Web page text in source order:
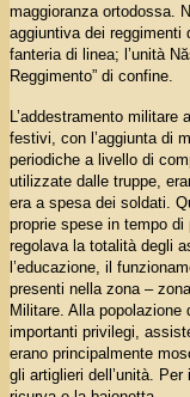
maggioranza ortodossa.
aggiuntiva dei reggimenti
fanteria di linea; l’unità
Reggimento” di confine.
L’addestramento
festivi, con l’aggiunta di
periodiche a livello di
utilizzate dalle truppe,
era a spesa dei soldati.
proprie spese in tempo di
regolava la totalità degli
l’educazione, il
presenti nella zona –
Militare. Alla
importanti privilegi,
erano principalmente
gli artiglieri dell’unità.